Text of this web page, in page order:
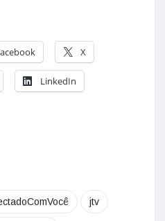
X
LinkedIn
jtv